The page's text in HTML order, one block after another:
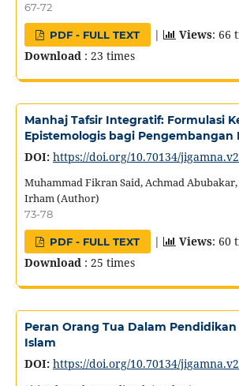
67-72
PDF - FULL TEXT | Views: 66
Download: 23 times
Manhaj Tafsir Integratif: Formulasi
Epistemologis bagi Pengembangan
DOI: https://doi.org/10.70134/
Muhammad Fikran Said, Achmad
Irham (Author)
73-78
PDF - FULL TEXT | Views: 60
Download: 25 times
Peran Orang Tua Dalam
Islam
DOI: https://doi.org/10.70134/